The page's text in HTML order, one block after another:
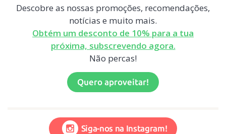
Descobre as nossas promoções, recomendações,
notícias e muito mais.
Obtém um desconto de 10% para a tua
próxima, subscrevendo agora.
Não percas!
Quero aproveitar!
Siga-nos na Instagram!